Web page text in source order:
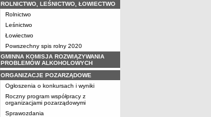
ROLNICTWO, LEŚNICTWO, ŁOWIECTWO
Rolnictwo
Leśnictwo
Łowiectwo
Powszechny spis rolny 2020
GMINNA KOMISJA ROZWIĄZYWANIA
PROBLEMÓW ALKOHOLOWYCH
ORGANIZACJE POZARZĄDOWE
Ogłoszenia o konkursach i wyniki
Roczny program współpracy z
organizacjami pozarządowymi
Sprawozdania